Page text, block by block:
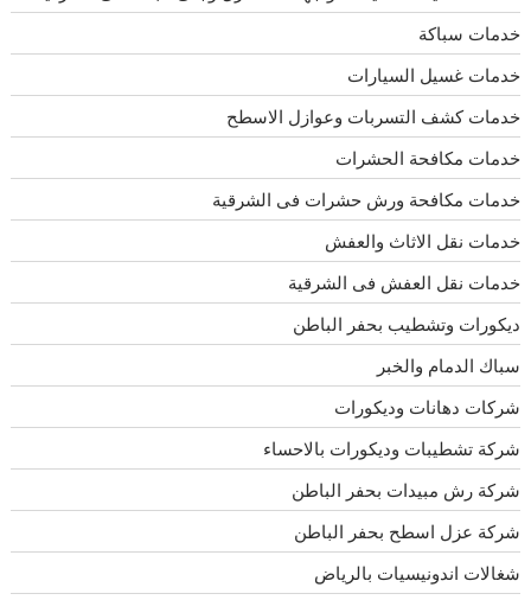
خدمات سباكة
خدمات غسيل السيارات
خدمات كشف التسربات وعوازل الاسطح
خدمات مكافحة الحشرات
خدمات مكافحة ورش حشرات فى الشرقية
خدمات نقل الاثاث والعفش
خدمات نقل العفش فى الشرقية
ديكورات وتشطيب بحفر الباطن
سباك الدمام والخبر
شركات دهانات وديكورات
شركة تشطيبات وديكورات بالاحساء
شركة رش مبيدات بحفر الباطن
شركة عزل اسطح بحفر الباطن
شغالات اندونيسيات بالرياض